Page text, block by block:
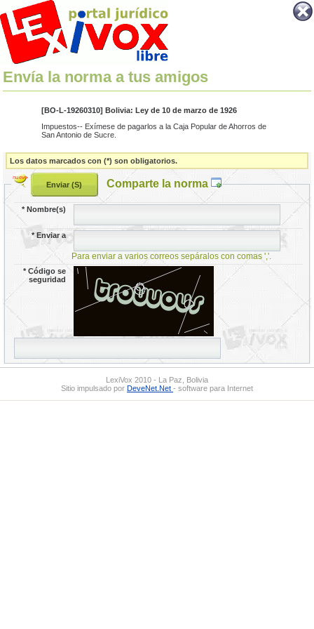
Envía la norma a tus amigos
[BO-L-19260310] Bolivia: Ley de 10 de marzo de 1926
Impuestos-- Exímese de pagarlos a la Caja Popular de Ahorros de
San Antonio de Sucre.
Los datos marcados con (*) son obligatorios.
Comparte la norma
*Nombre(s)
*Enviar a
Para enviar a varios correos sepáralos con comas ','.
*Código se
seguridad
LexiVox 2010 - La Paz, Bolivia
Sitio impulsado por DeveNet.Net - software para Internet